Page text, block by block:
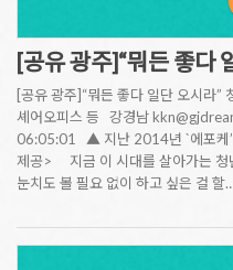
[공유 광주]“뭐든 좋다
[공유 광주]“뭐든 좋다 일단 오시라”
셰어오피스 등 강경남
06:05:01 ▲ 지난 2014년 `에포케’
제공> 지금 이 시대를 살아가는 청
눈치도 볼 필요 없이 하고 싶은 걸 할